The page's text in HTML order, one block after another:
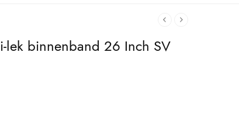
lek binnenband 26 Inch SV